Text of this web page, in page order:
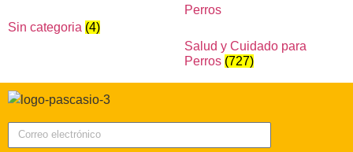
Sin categoria (4)
Salud y Cuidado para
Perros (727)